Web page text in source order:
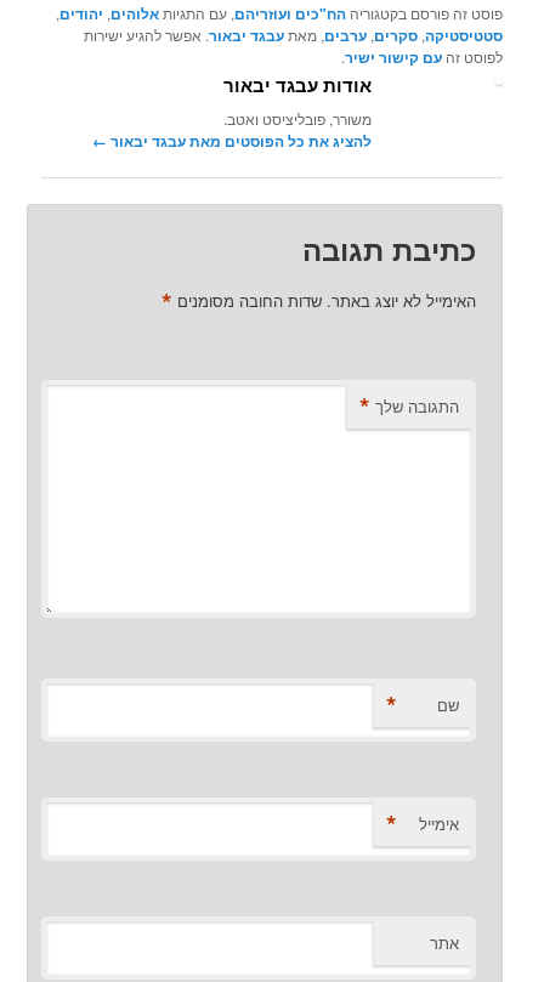
פוסט זה פורסם בקטגוריההח"כים ועוזריהם, עם התגיותאלוהים, יהודים,
סטטיסטיקה,סקרים,ערבים, מאתעבגד יבאור. אפשר להגיע ישירות
לפוסט זהעם קישור ישיר.
אודות עבגד יבאור
משורר, פובליציסט ואטב.
להציג את כל הפוסטים מאת עבגד יבאור‏ ←
כתיבת תגובה
האימייל לא יוצג באתר. שדות החובה מסומנים *
התגובה שלך *
שם *
אימייל *
אתר